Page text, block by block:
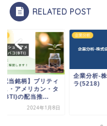
RELATED POST
配当銘柄】ブリティ
ュ・アメリカン・タ
(BTI)の配当推...
2024年1月8日
企業分析
企業分析-
ラ(5218)